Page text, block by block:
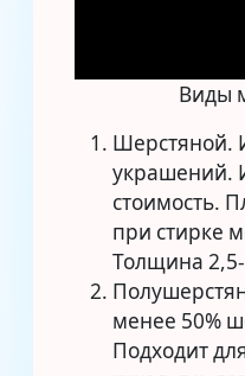
Виды
Шерстяной.
украшений.
стоимость.
при стирке
Толщина
менее 50%
Подходит